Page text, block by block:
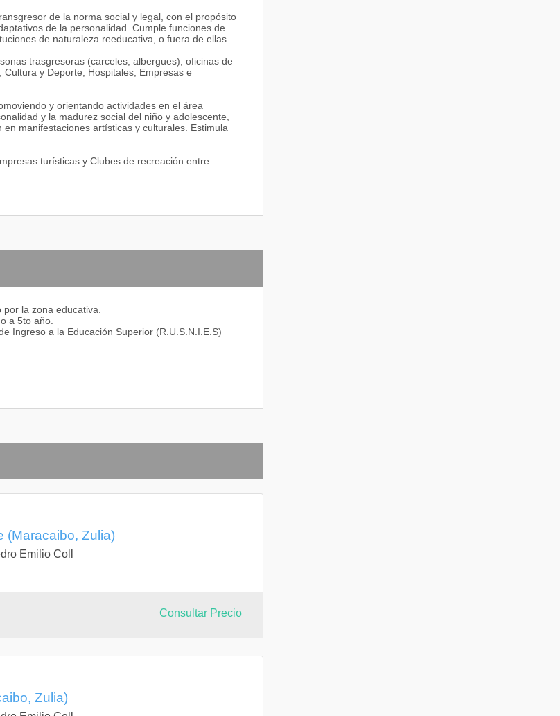
de la norma social y legal, con el propósito
de la personalidad. Cumple funciones de
de naturaleza reeducativa, o fuera de ellas.
trasgresoras (carceles, albergues), oficinas de
y Deporte, Hospitales, Empresas e
y orientando actividades en el área
y la madurez social del niño y adolescente,
manifestaciones artísticas y culturales. Estimula
turísticas y Clubes de recreación entre
la zona educativa.
a 5to año.
Ingreso a la Educación Superior (R.U.S.N.I.E.S)
(Maracaibo, Zulia)
Emilio Coll
Consultar Precio
Zulia)